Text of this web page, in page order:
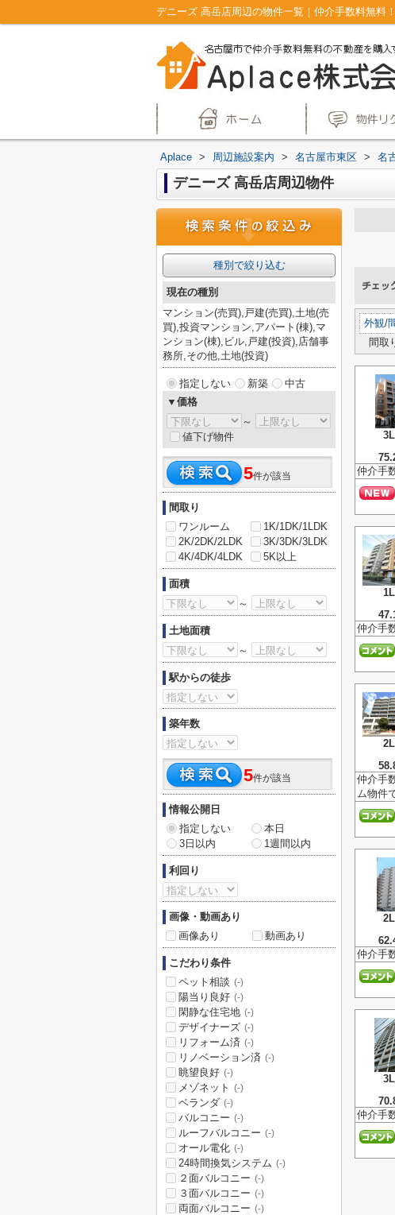
デニーズ 高岳店周辺の物件一覧｜仲介手数料無料
Aplace > 周辺施設案内 > 名古屋市東区 > 名
デニーズ 高岳店周辺物件
外観/
間取
仲介手
仲介手
仲介手
ム物件
仲介手
仲介手
種別で絞り込む
現在の種別
マンション(売買),戸建(売買),土地(売
買),投資マンション,アパート(棟),マ
ンション(棟),ビル,戸建(投資),店舗事
務所,その他,土地(投資)
指定しない 新築
中古
▼価格
～
値下げ物件
5件が該当
間取り
ワンルーム
1K/1DK/1LDK
2K/2DK/2LDK
3K/3DK/3LDK
4K/4DK/4LDK
5K以上
面積
～
土地面積
～
駅からの徒歩
築年数
5件が該当
情報公開日
指定しない
本日
3日以内
1週間以内
利回り
画像・動画あり
画像あり
動画あり
こだわり条件
ペット相談 (-)
陽当り良好 (-)
閑静な住宅地 (-)
デザイナーズ (-)
リフォーム済 (-)
リノベーション済 (-)
眺望良好 (-)
メゾネット (-)
ベランダ (-)
バルコニー (-)
ルーフバルコニー (-)
オール電化 (-)
24時間換気システム (-)
２面バルコニー (-)
３面バルコニー (-)
両面バルコニー (-)